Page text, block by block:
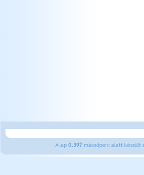
A lap 0.397 másodperc alatt készült